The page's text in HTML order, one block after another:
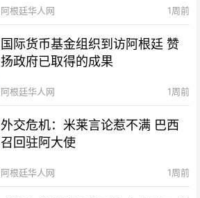
阿根廷华人网 1周前
国际货币基金组织到访阿根廷 赞
扬政府已取得的成果
阿根廷华人网 1周前
外交危机：米莱言论惹不满 巴西
召回驻阿大使
阿根廷华人网 1周前